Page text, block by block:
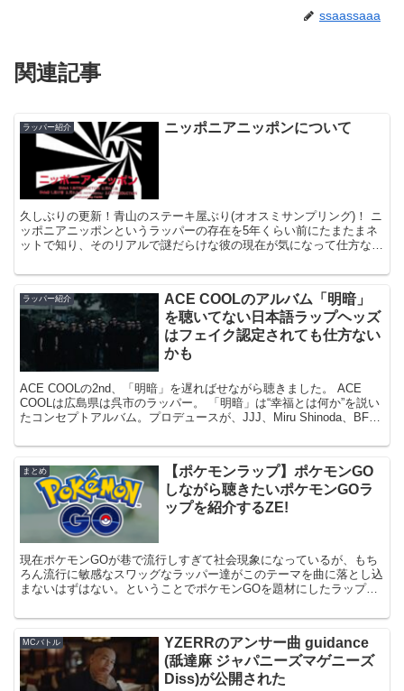
ssaassaaa
関連記事
ラッパー紹介 ニッポニアニッポンについて
久しぶりの更新！青山のステーキ屋ぶり(オオスミサンプリング)！ ニ
ッポニアニッポンというラッパーの存在を5年くらい前にたまたまネ
ットで知り、そのリアルで謎だらけな彼の現在が気になって仕方ない
ラッパー紹介
ACE COOLのアルバム「明暗」
を聴いてない日本語ラップヘッズ
はフェイク認定されても仕方ない
かも
ACE COOLの2nd、「明暗」を遅ればせながら聴きました。 ACE
COOLは広島県は呉市のラッパー。 「明暗」は“幸福とは何か”を説い
たコンセプトアルバム。プロデュースが、JJJ、Miru Shinoda、BFN
まとめ
【ポケモンラップ】ポケモンGO
しながら聴きたいポケモンGOラ
ップを紹介するZE!
現在ポケモンGOが巷で流行しすぎて社会現象になっているが、もち
ろん流行に敏感なスワッグなラッパー達がこのテーマを曲に落とし込
まないはずはない。ということでポケモンGOを題材にしたラップを
MCバトル
YZERRのアンサー曲 guidance
(舐達麻 ジャパニーズマゲニーズ
Diss)が公開された